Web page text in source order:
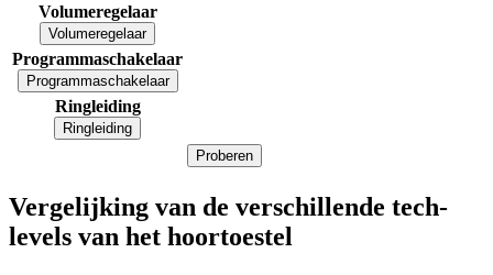
Volumeregelaar
Volumeregelaar
Programmaschakelaar
Programmaschakelaar
Ringleiding
Ringleiding
Proberen
Vergelijking van de verschillende tech-
levels van het hoortoestel